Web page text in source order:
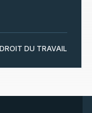
DU TRAVAIL